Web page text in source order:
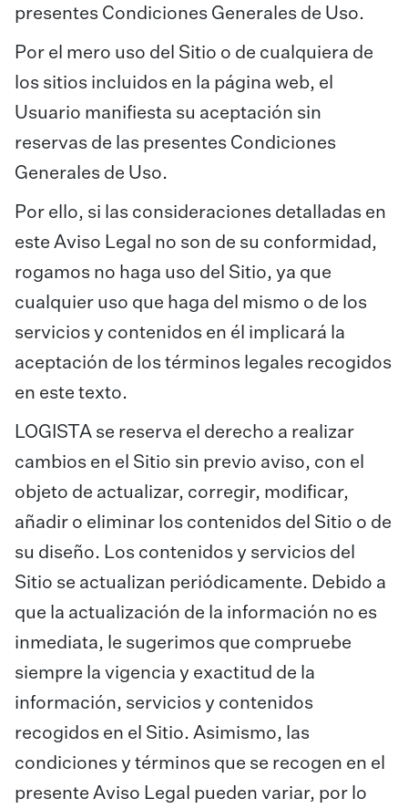
presentes Condiciones Generales de Uso.
Por el mero uso del Sitio o de cualquiera de
los sitios incluidos en la página web, el
Usuario manifiesta su aceptación sin
reservas de las presentes Condiciones
Generales de Uso.
Por ello, si las consideraciones detalladas en
este Aviso Legal no son de su conformidad,
rogamos no haga uso del Sitio, ya que
cualquier uso que haga del mismo o de los
servicios y contenidos en él implicará la
aceptación de los términos legales recogidos
en este texto.
LOGISTA se reserva el derecho a realizar
cambios en el Sitio sin previo aviso, con el
objeto de actualizar, corregir, modificar,
añadir o eliminar los contenidos del Sitio o de
su diseño. Los contenidos y servicios del
Sitio se actualizan periódicamente. Debido a
que la actualización de la información no es
inmediata, le sugerimos que compruebe
siempre la vigencia y exactitud de la
información, servicios y contenidos
recogidos en el Sitio. Asimismo, las
condiciones y términos que se recogen en el
presente Aviso Legal pueden variar, por lo